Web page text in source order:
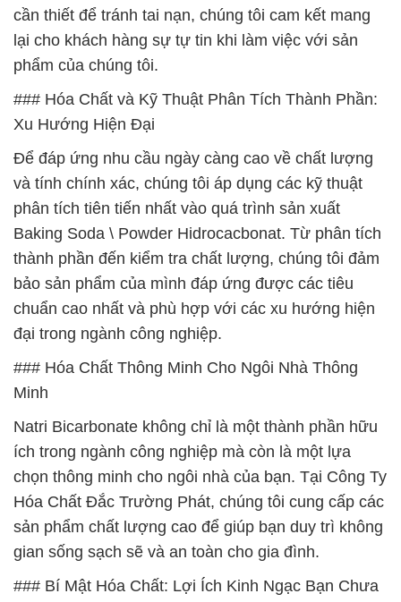
cần thiết để tránh tai nạn, chúng tôi cam kết mang
lại cho khách hàng sự tự tin khi làm việc với sản
phẩm của chúng tôi.
### Hóa Chất và Kỹ Thuật Phân Tích Thành Phần:
Xu Hướng Hiện Đại
Để đáp ứng nhu cầu ngày càng cao về chất lượng
và tính chính xác, chúng tôi áp dụng các kỹ thuật
phân tích tiên tiến nhất vào quá trình sản xuất
Baking Soda \ Powder Hidrocacbonat. Từ phân tích
thành phần đến kiểm tra chất lượng, chúng tôi đảm
bảo sản phẩm của mình đáp ứng được các tiêu
chuẩn cao nhất và phù hợp với các xu hướng hiện
đại trong ngành công nghiệp.
### Hóa Chất Thông Minh Cho Ngôi Nhà Thông
Minh
Natri Bicarbonate không chỉ là một thành phần hữu
ích trong ngành công nghiệp mà còn là một lựa
chọn thông minh cho ngôi nhà của bạn. Tại Công Ty
Hóa Chất Đắc Trường Phát, chúng tôi cung cấp các
sản phẩm chất lượng cao để giúp bạn duy trì không
gian sống sạch sẽ và an toàn cho gia đình.
### Bí Mật Hóa Chất: Lợi Ích Kinh Ngạc Bạn Chưa